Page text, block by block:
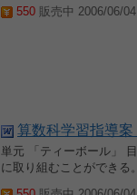
550 販売中 2006/06/04
算数科学習指導案
単元 「ティーボール」
に取り組むことができる。